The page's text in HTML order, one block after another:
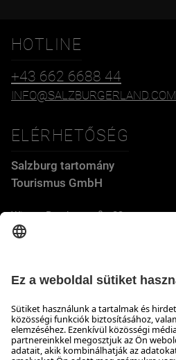
HOTLINE
+43 662 6688 44
INFO@SALZBURGERLAND.COM
ELÉRHETŐSÉG
Salzburg tartomány
Tourismus GmbH
Wiener Bundesstraße 23
5300 Hallwang
NYITVATARTÁS
Várjuk jelentkezését